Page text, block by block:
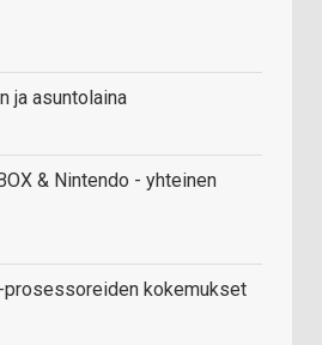
ja asuntolaina
& Nintendo - yhteinen
prosessoreiden kokemukset